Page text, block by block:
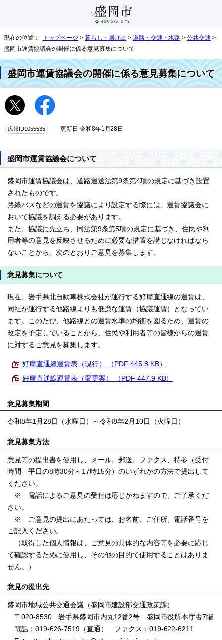
現在の位置： トップページ > 暮らし・届け出 > 道路・交通・水路 > 公共交通 >
盛岡市運賃協議会の開催に係る意見募集について
盛岡市運賃協議会の開催に係る意見募集について
広報ID1055535 更新日 令和8年1月28日
盛岡市運賃協議会について
盛岡市運賃協議会は、道路運送法第9条第4項の規定に基づき設置
されたものです。
路線バスなどの運賃を協議により設定する際には、運賃協議会に
おいて協議を調える必要があります。
また、協議に先立ち、同法第9条第5項の規定に基づき、住民や利
用者等の意見を反映させるために必要な措置を講じなければなら
ないことから、次のとおりご意見を募集します。
意見募集について
現在、岩手県北自動車株式会社が運行する好摩直通線の運賃は、
同社が運行する他路線よりも低廉な運賃（協議運賃）となってい
ます。このたび、他路線との運賃水準の均衡を図るため、運賃の
改定を予定していることから、住民や利用者等の皆様からの運賃
に対するご意見を募集します。
好摩直通線運賃表（現行） （PDF 445.8 KB）
好摩直通線運賃表（変更案） （PDF 447.9 KB）
意見募集期間
令和8年1月28日（水曜日）～令和8年2月10日（火曜日）
意見募集方法
意見等の提出書を使用し、メール、郵送、ファクス、持参（受付
時間 平日の8時30分～17時15分）のいずれかの方法で提出して
ください。
※ 電話によるご意見の受付は応じかねますので、ご了承くだ
さい。
※ ご意見の提出にあたっては、お名前、ご住所、電話番号を
ご記入ください。
（取得した個人情報は、ご意見の具体的な内容等を必要に応じ
て確認するために使用し、その他の目的で使用することはありま
せん。）
意見の提出先
盛岡市地域公共交通会議（盛岡市建設部交通政策課）
〒020-8530 岩手県盛岡市内丸12番2号 盛岡市役所本庁舎7階
電話：019-626-7519（直通） ファクス：019-622-6211